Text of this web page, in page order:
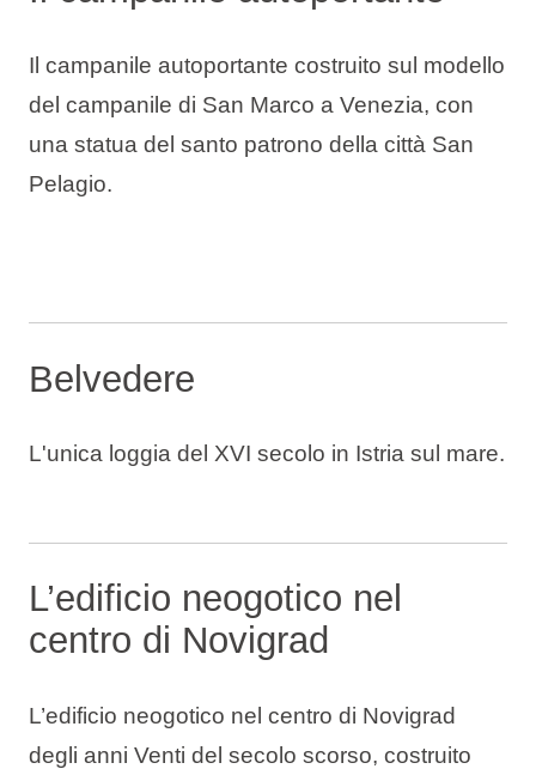
Il campanile autoportante costruito sul modello
del campanile di San Marco a Venezia, con
una statua del santo patrono della città San
Pelagio.
Belvedere
L'unica loggia del XVI secolo in Istria sul mare.
L’edificio neogotico nel
centro di Novigrad
L’edificio neogotico nel centro di Novigrad
degli anni Venti del secolo scorso, costruito